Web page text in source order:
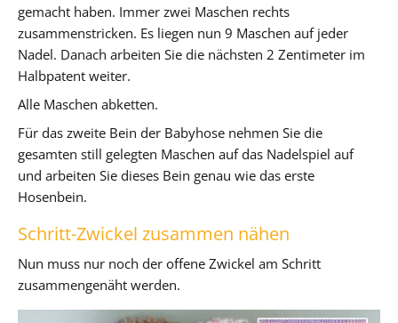
gemacht haben. Immer zwei Maschen rechts
zusammenstricken. Es liegen nun 9 Maschen auf jeder
Nadel. Danach arbeiten Sie die nächsten 2 Zentimeter im
Halbpatent weiter.
Alle Maschen abketten.
Für das zweite Bein der Babyhose nehmen Sie die
gesamten still gelegten Maschen auf das Nadelspiel auf
und arbeiten Sie dieses Bein genau wie das erste
Hosenbein.
Schritt-Zwickel zusammen nähen
Nun muss nur noch der offene Zwickel am Schritt
zusammengenäht werden.